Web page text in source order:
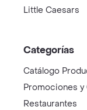
Little Caesars
Categorías
Catálogo
Promociones y
Restaurantes